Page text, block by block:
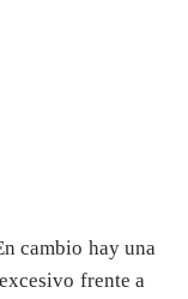
cambio hay una
frente a